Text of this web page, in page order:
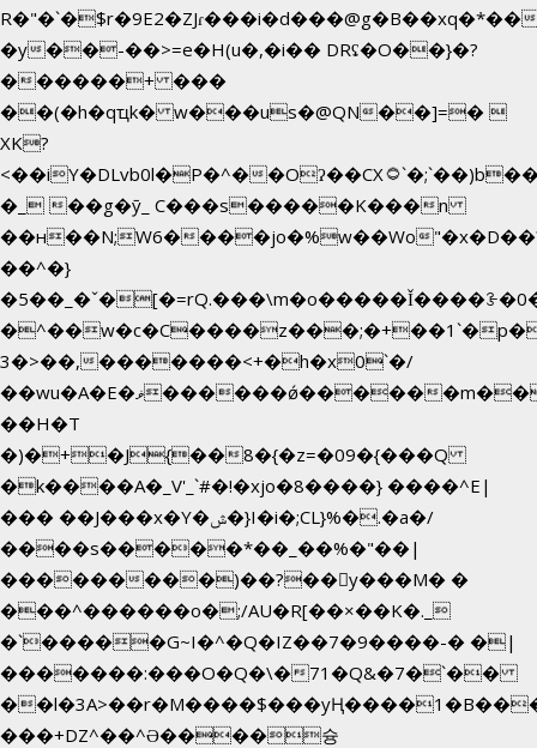
�y��-��>=e�H(u�,�i�� DRʢ�O��}�?
������+ ���
��(�h�qҵk� w���us�@QN��]=� 
XK?
<��iY�DLvb0l�P�^��Oʔ��CX۝`�;`��)b���'�p�&v5(�
�_ ��g�ӯ_ C���s�����K���n
��н��N;W6����jo�%w��Wo
��^�}
�5��
3�>��,�������<+�h�x0`�/
��wu�A�E�ޥ������ǿ������m��d�C��9��e�D��1�2�/
��H�T
�)�+�J{��8�{�z=�09�{���Q
�k����A�_V'_`#�!�xjo�8����} ����^E|
��� ��J���x�Y�ݜ�}I�i�;CL}%�.�a�/
����s�����*��_��%�"��|
���������)��?��򥞾y���M� �
���^������o�;/AU�R[��×��K�._
�`�����G~I�^�Q�IZ��7�9����-� �|
�������:���O�Q�\�71�Q&�7�`��
���+DZ^��^Ə����슝